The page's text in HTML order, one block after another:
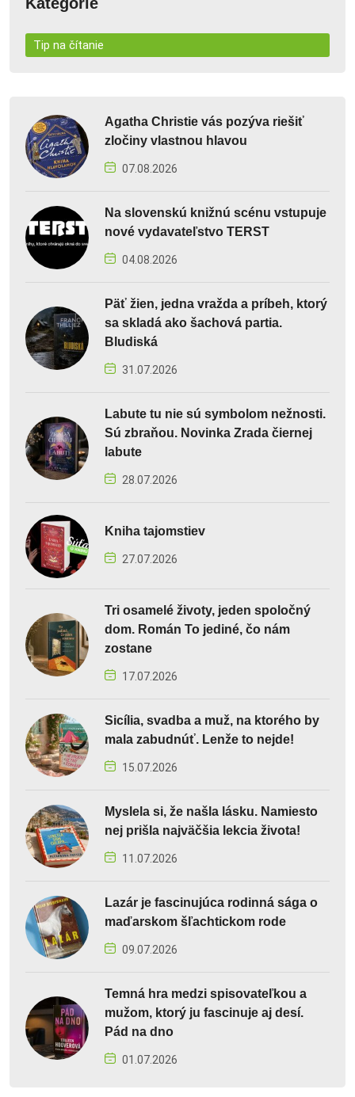
Tip na čítanie
Agatha Christie vás pozýva riešiť
zločiny vlastnou hlavou
07.08.2026
Na slovenskú knižnú scénu vstupuje
nové vydavateľstvo TERST
04.08.2026
Päť žien, jedna vražda a príbeh, ktorý
sa skladá ako šachová partia.
Bludiská
31.07.2026
Labute tu nie sú symbolom nežnosti.
Sú zbraňou. Novinka Zrada čiernej
labute
28.07.2026
Kniha tajomstiev
27.07.2026
Tri osamelé životy, jeden spoločný
dom. Román To jediné, čo nám
zostane
17.07.2026
Sicília, svadba a muž, na ktorého by
mala zabudnúť. Lenže to nejde!
15.07.2026
Myslela si, že našla lásku. Namiesto
nej prišla najväčšia lekcia života!
11.07.2026
Lazár je fascinujúca rodinná sága o
maďarskom šľachtickom rode
09.07.2026
Temná hra medzi spisovateľkou a
mužom, ktorý ju fascinuje aj desí.
Pád na dno
01.07.2026